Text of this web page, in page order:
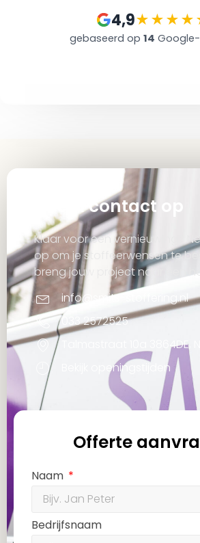
4,9
gebaseerd op 14
Neem contact op
Klaar voor een vernieuwing?
op om je stoffeerwensen te
breng jouw project naar een
info@smits-stoffering.nl
033 2572525
Talmastraat 10a 3864DE,
Bekijk openingstijden
Offerte
Naam
Bedrijfsnaam